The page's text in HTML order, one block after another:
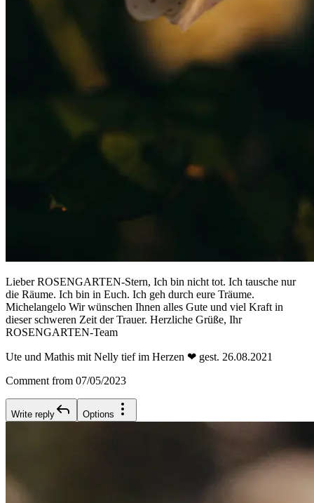
Lieber ROSENGARTEN-Stern, Ich bin nicht tot. Ich tausche nur
die Räume. Ich bin in Euch. Ich geh durch eure Träume.
Michelangelo Wir wünschen Ihnen alles Gute und viel Kraft in
dieser schweren Zeit der Trauer. Herzliche Grüße, Ihr
ROSENGARTEN-Team
Ute und Mathis mit Nelly tief im Herzen ❤ gest. 26.08.2021
Comment from 07/05/2023
Write reply Options